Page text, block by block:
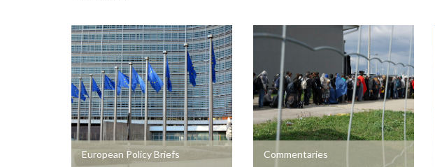
European Policy Briefs
+ Commentaries
+